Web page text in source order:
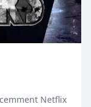
Netflix